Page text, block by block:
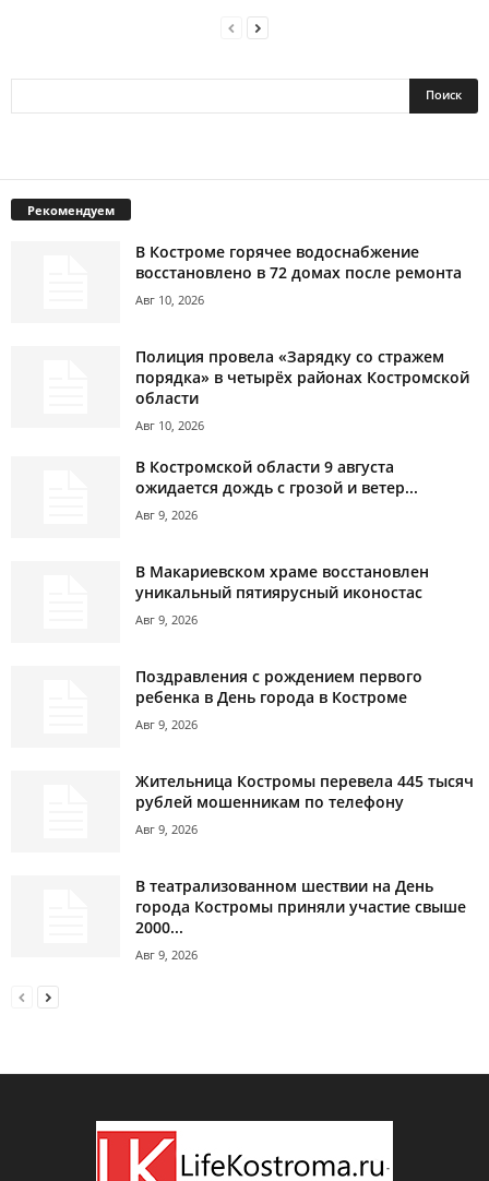
Рекомендуем
В Костроме горячее водоснабжение
восстановлено в 72 домах после ремонта
Авг 10, 2026
Полиция провела «Зарядку со стражем
порядка» в четырёх районах Костромской
области
Авг 10, 2026
В Костромской области 9 августа
ожидается дождь с грозой и ветер...
Авг 9, 2026
В Макариевском храме восстановлен
уникальный пятиярусный иконостас
Авг 9, 2026
Поздравления с рождением первого
ребенка в День города в Костроме
Авг 9, 2026
Жительница Костромы перевела 445 тысяч
рублей мошенникам по телефону
Авг 9, 2026
В театрализованном шествии на День
города Костромы приняли участие свыше
2000...
Авг 9, 2026